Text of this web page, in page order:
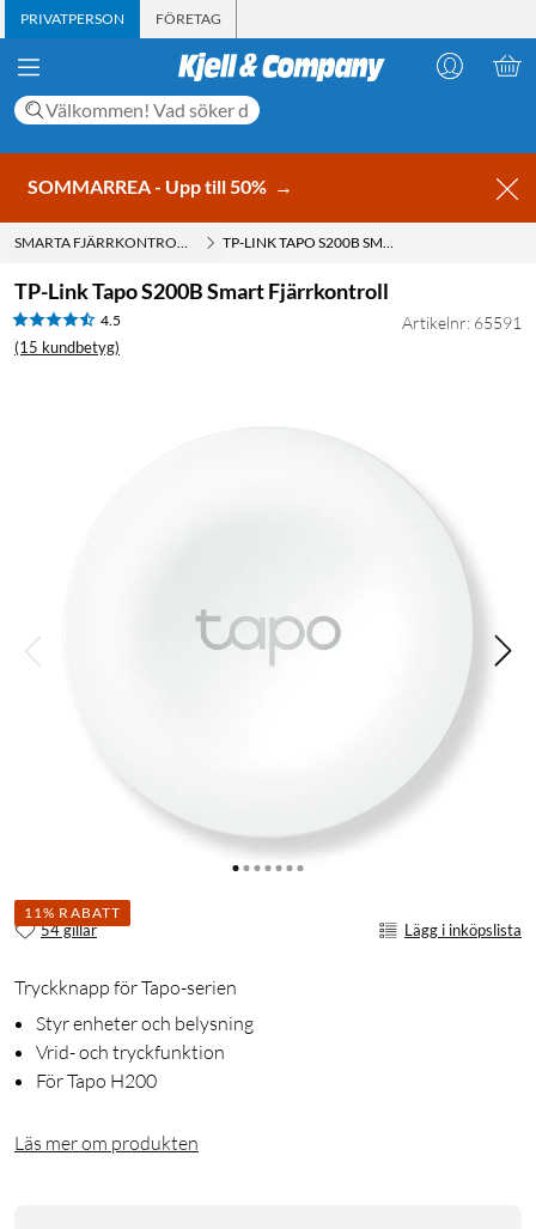
PRIVATPERSON FÖRETAG
SOMMARREA - Upp till 50% →
SMARTA FJÄRRKONTROLLER TP-LINK TAPO S200B SMART FJÄRRKONTROLL
TP-Link Tapo S200B Smart Fjärrkontroll
4.5
(15 kundbetyg)
Artikelnr: 65591
11% RABATT
54 gillar Lägg i inköpslista
Tryckknapp för Tapo-serien
Styr enheter och belysning
Vrid- och tryckfunktion
För Tapo H200
Läs mer om produkten